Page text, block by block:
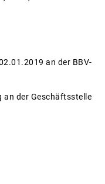
an der BBV-
an der Geschäftsstelle